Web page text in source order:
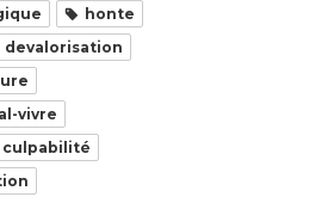
honte
devalorisation
vivre
culpabilité